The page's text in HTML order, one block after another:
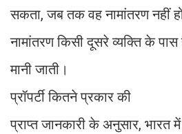
सकता, जब तक वह नामांतरण नहीं
नामांतरण किसी दूसरे व्यक्ति के
मानी जाती।
प्रॉपर्टी कितने प्रकार की
प्राप्त जानकारी के अनुसार, भारत